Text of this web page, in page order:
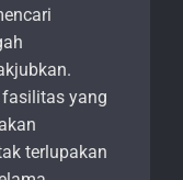
yang
terlupakan